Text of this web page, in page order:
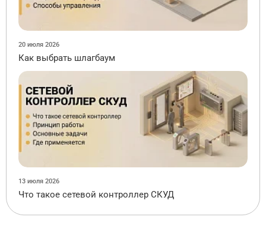
20 июля 2026
Как выбрать шлагбаум
13 июля 2026
Что такое сетевой контроллер СКУД